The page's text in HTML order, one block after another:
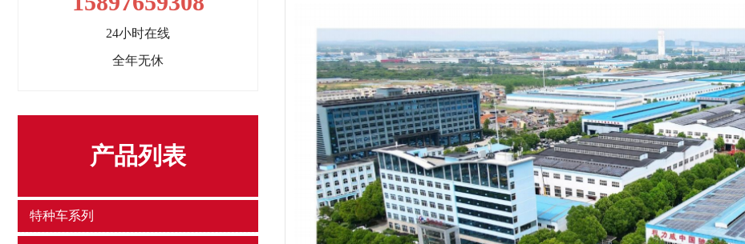
24小时在线
全年无休
产品列表
特种车系列